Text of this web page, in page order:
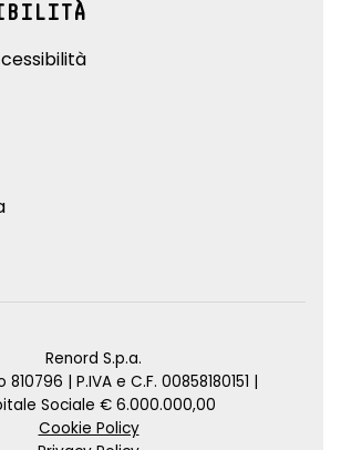
Renord S.p.a.
810796 | P.IVA e C.F. 00858180151 |
Sociale € 6.000.000,00
Cookie Policy